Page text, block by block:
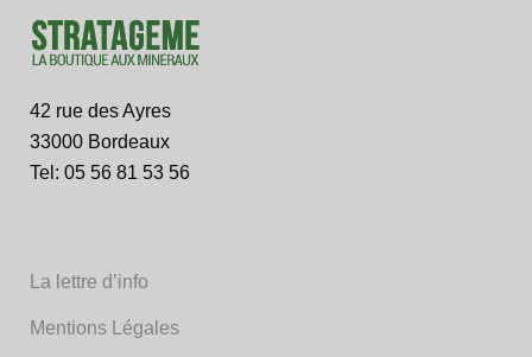
42 rue des Ayres
33000 Bordeaux
Tel: 05 56 81 53 56
La lettre d’info
Mentions Légales